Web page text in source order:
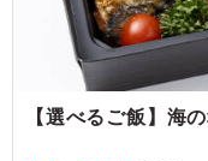
【選べるご飯】海